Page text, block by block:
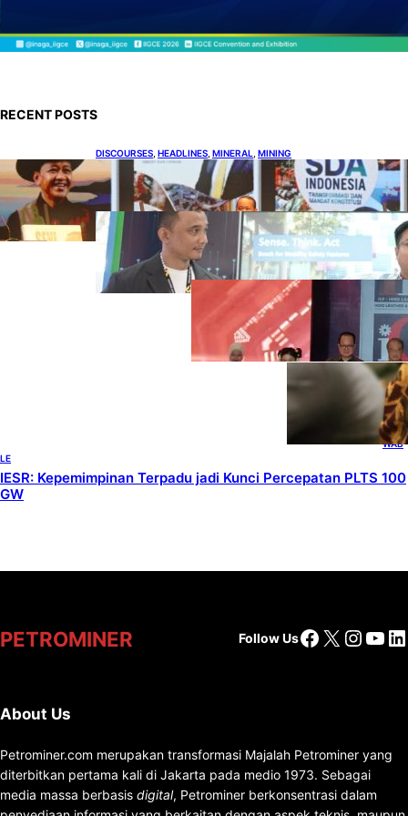
RECENT POSTS
DISCOURSES HEADLINES MINERAL MINING
Bahlil Luncurkan 10 Buku Rekam Jejak
Kepemimpinan dan Kebijakan
HEADLINES, TECHNOLOGY
Teknologi Keselamatan, Penentu
Baru Persaingan Industri
Otomotif
DOWNSTREAM
HEADLINES
Terbuka, Peluang
Usaha bagi IKM
Alas Kaki Lokal
ENER
GY ,
HEAD
LINES
,
RENE
WAB
LE
IESR: Kepemimpinan Terpadu jadi Kunci Percepatan PLTS 100
GW
PETROMINER Follow UsFacebook
X
About Us
Petrominer.com merupakan transformasi Majalah Petrominer yang
diterbitkan pertama kali di Jakarta pada medio 1973. Sebagai
media massa berbasis digital, Petrominer berkonsentrasi dalam